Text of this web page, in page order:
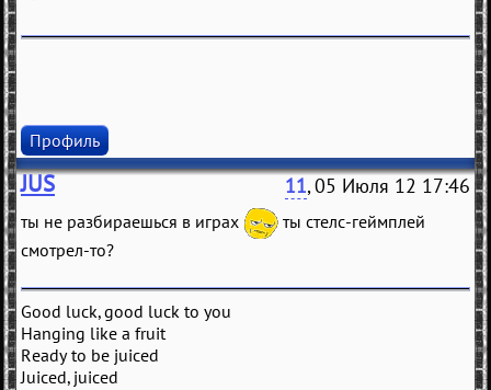
Профиль
JUS 11, 05 Июля 12 17:46
ты не разбираешься в играх
ты стелс-геймплей
смотрел-то?
Good luck, good luck to you
Hanging like a fruit
Ready to be juiced
Juiced, juiced